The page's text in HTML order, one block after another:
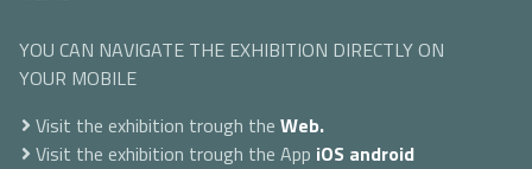
YOU CAN NAVIGATE THE EXHIBITION DIRECTLY ON
YOUR MOBILE
Visit the exhibition trough the Web.
Visit the exhibition trough the App iOS android